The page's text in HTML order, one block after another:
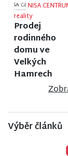
NISA
reality
Prodej
rodinného
domu ve
Velkých
Hamrech
Výběr článků